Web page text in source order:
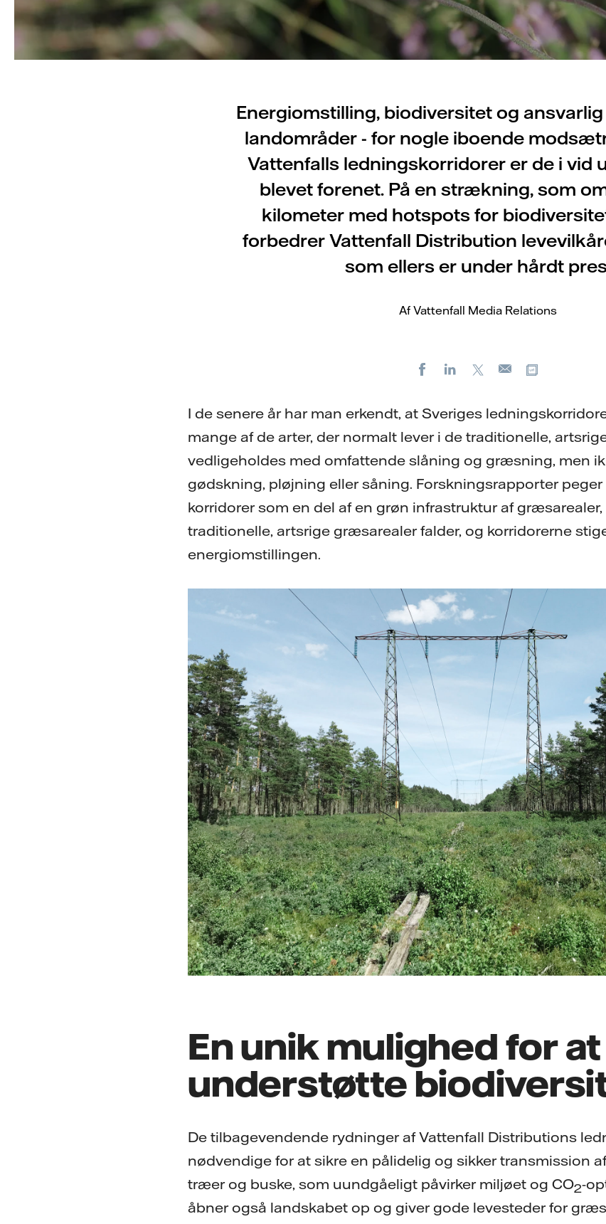
Energiomstilling, biodiversitet og
landområder - for nogle iboende
Vattenfalls ledningskorridorer er de i vid
blevet forenet. På en strækning, som
kilometer med hotspots for
forbedrer Vattenfall Distribution
som ellers er under hårdt
Af Vattenfall Media Relations
FacebookLinkedIn
X
E-
I de senere år har man erkendt, at Sveriges
mange af de arter, der normalt lever i de traditionelle,
vedligeholdes med omfattende slåning og græsning, men
gødskning, pløjning eller såning. Forskningsrapporter
korridorer som en del af en grøn infrastruktur af
traditionelle, artsrige græsarealer falder, og korridorerne
energiomstillingen.
En unik mulighed for at
understøtte
De tilbagevendende rydninger af Vattenfall Distributions
nødvendige for at sikre en pålidelig og sikker transmission
træer og buske, som uundgåeligt påvirker miljøet og CO2-
åbner også landskabet op og giver gode levesteder for